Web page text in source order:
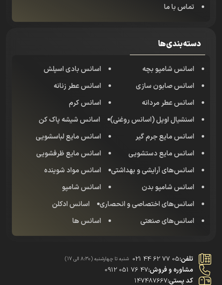
تماس با ما
دسته‌بندی‌ها
اسانس شامپو بچه
اسانس بادی اسپلش
اسانس صابون سازی
اسانس عطر زنانه
اسانس عطر مردانه
اسانس کرم
اسنشیال اویل (اسانس روغنی)
اسانس شیشه پاک کن
اسانس مایع جرم گیر
اسانس مایع لباسشویی
اسانس مایع دستشویی
اسانس مایع ظرفشویی
اسانس‌های آرایشی و بهداشتی
اسانس مواد شوینده
اسانس شامپو بدن
اسانس شامپو
اسانس‌های اختصاصی و انحصاری
اسانس‌ ادکلن
اسانس‌های صنعتی
اسانس ها
تلفن:021 44 62 77 05 شنبه تا چهارشنبه (8:30 الی 17)
مشاوره و فروش:0912 051 76 47
کد پستی:147487667